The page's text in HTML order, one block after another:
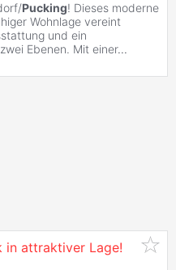
Pucking! Dieses moderne
Wohnlage vereint
und ein
Ebenen. Mit einer...
in attraktiver Lage!